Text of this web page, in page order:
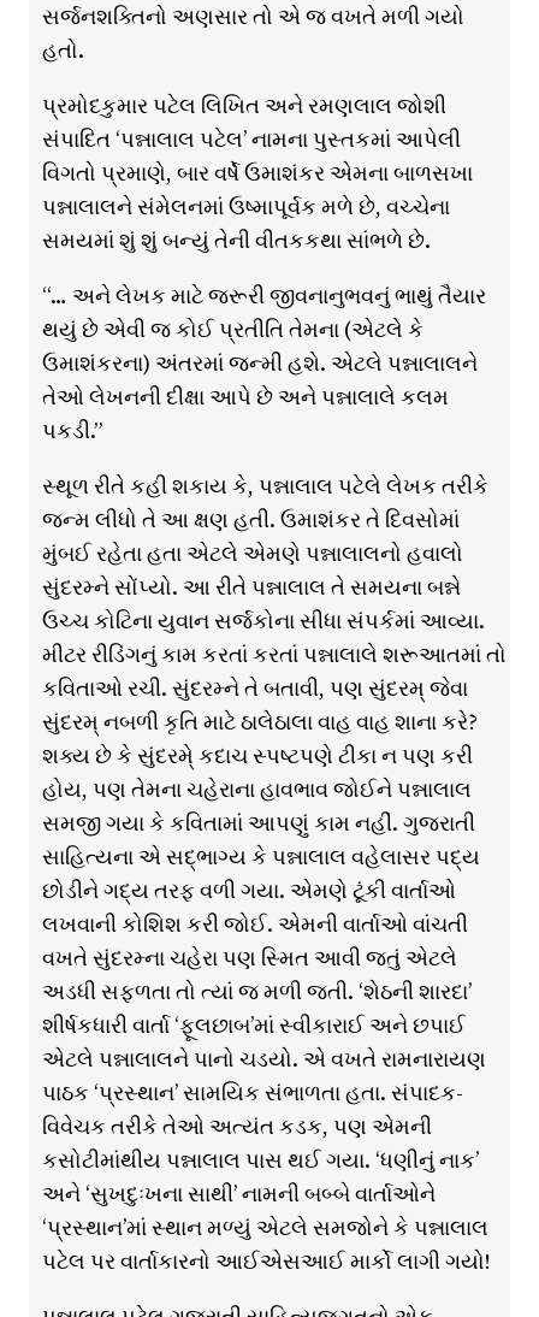
સર્જનશક્તિનો અણસાર તો એ જ વખતે મળી ગયો
હતો.
પ્રમોદકુમાર પટેલ લિખિત અને રમણલાલ જોશી
સંપાદિત ‘પન્નાલાલ પટેલ’ નામના પુસ્તકમાં આપેલી
વિગતો પ્રમાણે, બાર વર્ષે ઉમાશંકર એમના બાળસખા
પન્નાલાલને સંમેલનમાં ઉષ્માપૂર્વક મળે છે, વચ્ચેના
સમયમાં શું શું બન્યું તેની વીતકકથા સાંભળે છે.
“… અને લેખક માટે જરૂરી જીવનાનુભવનું ભાથું તૈયાર
થયું છે એવી જ કોઈ પ્રતીતિ તેમના (એટલે કે
ઉમાશંકરના) અંતરમાં જન્મી હશે. એટલે પન્નાલાલને
તેઓ લેખનની દીક્ષા આપે છે અને પન્નાલાલે કલમ
પકડી.”
સ્થૂળ રીતે કહી શકાય કે, પન્નાલાલ પટેલે લેખક તરીકે
જન્મ લીધો તે આ ક્ષણ હતી. ઉમાશંકર તે દિવસોમાં
મુંબઈ રહેતા હતા એટલે એમણે પન્નાલાલનો હવાલો
સુંદરમ્ને સોંપ્યો. આ રીતે પન્નાલાલ તે સમયના બન્ને
ઉચ્ચ કોટિના યુવાન સર્જકોના સીધા સંપર્કમાં આવ્યા.
મીટર રીડિંગનું કામ કરતાં કરતાં પન્નાલાલે શરૂઆતમાં તો
કવિતાઓ રચી. સુંદરમ્ને તે બતાવી, પણ સુંદરમ્ જેવા
સુંદરમ્ નબળી કૃતિ માટે ઠાલેઠાલા વાહ વાહ શાના કરે?
શક્ય છે કે સુંદરમે્ કદાચ સ્પષ્ટપણે ટીકા ન પણ કરી
હોય, પણ તેમના ચહેરાના હાવભાવ જોઈને પન્નાલાલ
સમજી ગયા કે કવિતામાં આપણું કામ નહીં. ગુજરાતી
સાહિત્યના એ સદ્ભાગ્ય કે પન્નાલાલ વહેલાસર પદ્ય
છોડીને ગદ્ય તરફ વળી ગયા. એમણે ટૂંકી વાર્તાઓ
લખવાની કોશિશ કરી જોઈ. એમની વાર્તાઓ વાંચતી
વખતે સુંદરમ્ના ચહેરા પણ સ્મિત આવી જતું એટલે
અડધી સફળતા તો ત્યાં જ મળી જતી. ‘શેઠની શારદા’
શીર્ષકધારી વાર્તા ‘ફૂલછાબ’માં સ્વીકારાઈ અને છપાઈ
એટલે પન્નાલાલને પાનો ચડયો. એ વખતે રામનારાયણ
પાઠક ‘પ્રસ્થાન’ સામયિક સંભાળતા હતા. સંપાદક-
વિવેચક તરીકે તેઓ અત્યંત કડક, પણ એમની
કસોટીમાંથીય પન્નાલાલ પાસ થઈ ગયા. ‘ધણીનું નાક’
અને ‘સુખદુઃખના સાથી’ નામની બબ્બે વાર્તાઓને
‘પ્રસ્થાન’માં સ્થાન મળ્યું એટલે સમજોને કે પન્નાલાલ
પટેલ પર વાર્તાકારનો આઈએસઆઈ માર્કો લાગી ગયો!